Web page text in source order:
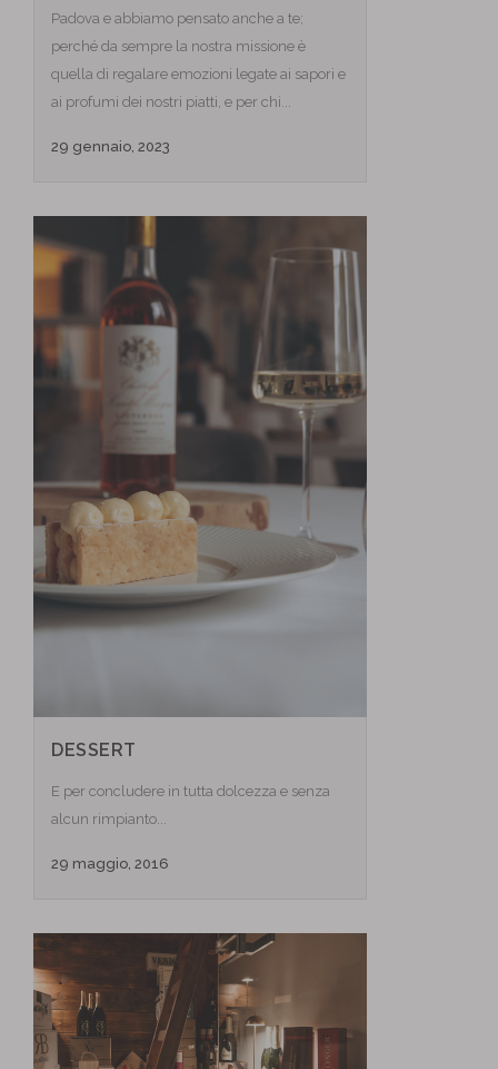
Padova e abbiamo pensato anche a te;
perché da sempre la nostra missione è
quella di regalare emozioni legate ai sapori e
ai profumi dei nostri piatti, e per chi...
29 gennaio, 2023
DESSERT
E per concludere in tutta dolcezza e senza
alcun rimpianto...
29 maggio, 2016